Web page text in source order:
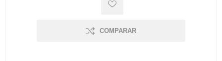
COMPARAR